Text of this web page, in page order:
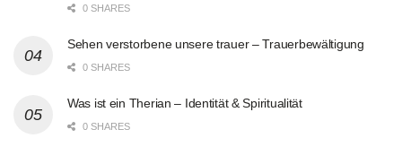
0 SHARES
Sehen verstorbene unsere trauer – Trauerbewältigung
0 SHARES
Was ist ein Therian – Identität & Spiritualität
0 SHARES